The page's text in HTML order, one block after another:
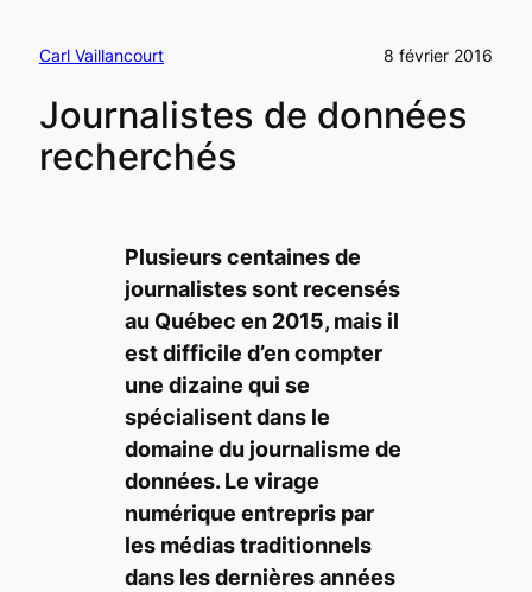
Carl Vaillancourt 8 février 2016
Journalistes de données
recherchés
Plusieurs centaines de
journalistes sont recensés
au Québec en 2015, mais il
est difficile d’en compter
une dizaine qui se
spécialisent dans le
domaine du journalisme de
données. Le virage
numérique entrepris par
les médias traditionnels
dans les dernières années